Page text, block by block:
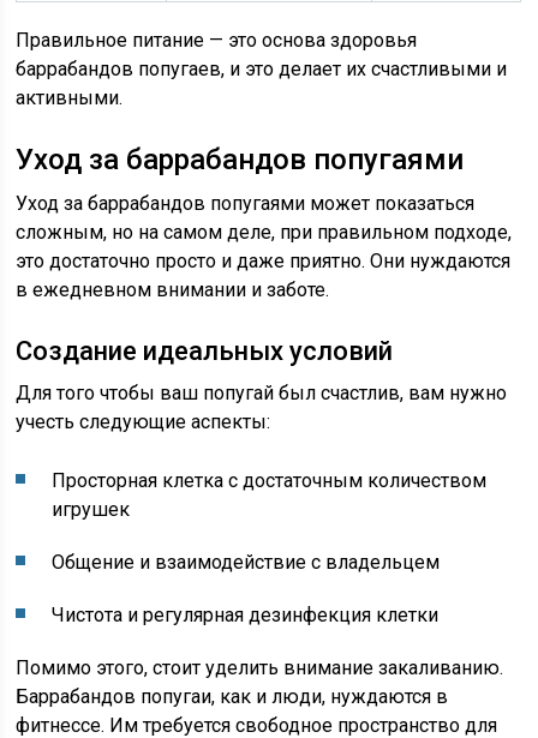
Правильное питание — это основа здоровья
баррабандов попугаев, и это делает их счастливыми и
активными.
Уход за баррабандов попугаями
Уход за баррабандов попугаями может показаться
сложным, но на самом деле, при правильном подходе,
это достаточно просто и даже приятно. Они нуждаются
в ежедневном внимании и заботе.
Создание идеальных условий
Для того чтобы ваш попугай был счастлив, вам нужно
учесть следующие аспекты:
Просторная клетка с достаточным количеством
игрушек
Общение и взаимодействие с владельцем
Чистота и регулярная дезинфекция клетки
Помимо этого, стоит уделить внимание закаливанию.
Баррабандов попугаи, как и люди, нуждаются в
фитнессе. Им требуется свободное пространство для